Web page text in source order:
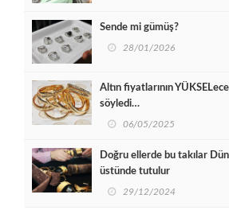
Sende mi gümüş?
28/01/2026
Altın fiyatlarının
söyledi…
06/05/2025
Doğru ellerde bu takılar
üstünde tutulur
29/12/2024